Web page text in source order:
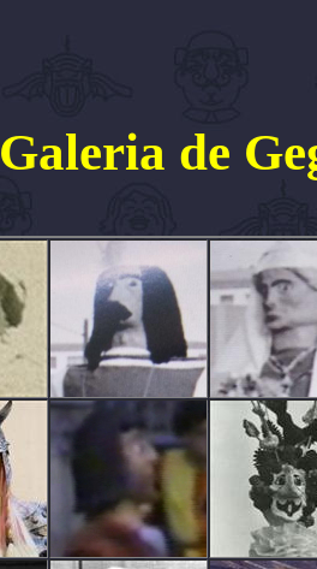
Galeria de